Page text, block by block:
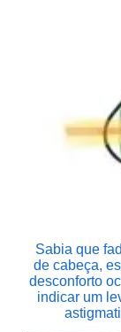
Sabia que
de cabeça,
desconforto
indicar um